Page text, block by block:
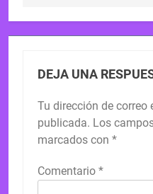
DEJA UNA
Tu dirección de correo
publicada. Los
marcados con *
Comentario *